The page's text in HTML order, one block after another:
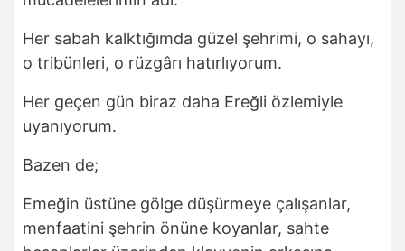
Her sabah kalktığımda güzel şehrimi, o sahayı,
o tribünleri, o rüzgârı hatırlıyorum.
Her geçen gün biraz daha Ereğli özlemiyle
uyanıyorum.
Bazen de;
Emeğin üstüne gölge düşürmeye çalışanlar,
menfaatini şehrin önüne koyanlar, sahte